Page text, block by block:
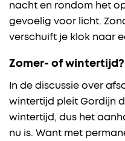
nacht en rondom het
gevoelig voor licht.
verschuift je klok naar
Zomer- of wintertijd?
In de discussie over
wintertijd pleit Gordijn
wintertijd, dus het
nu is. Want met